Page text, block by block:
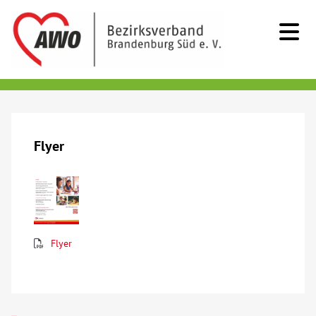
Senioren
Menschen mit Behinderung
Beratung & Hilfe
Flyer
Flyer